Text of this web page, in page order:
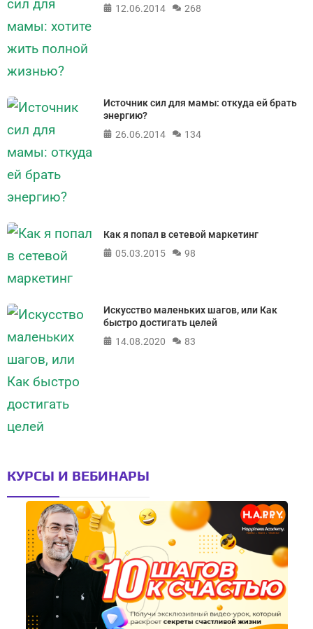
12.06.2014
268
Источник сил для мамы: откуда ей брать
энергию?
26.06.2014
134
Как я попал в сетевой маркетинг
05.03.2015
98
Искусство маленьких шагов, или Как
быстро достигать целей
14.08.2020
83
КУРСЫ И ВЕБИНАРЫ